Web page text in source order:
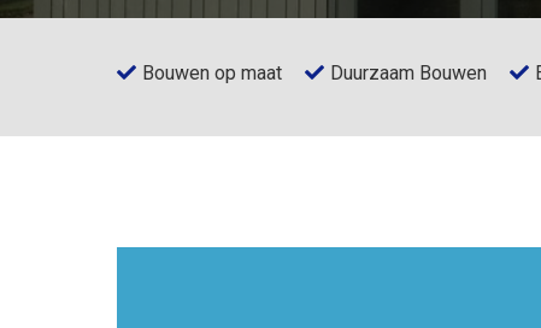
Bouwen op maat Duurzaam Bouwen